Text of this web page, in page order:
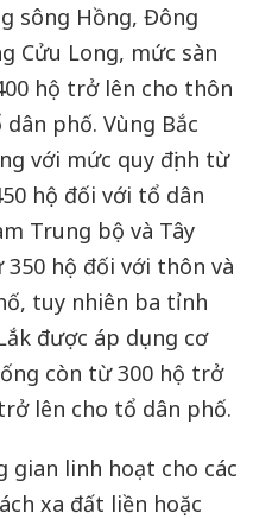
sông Hồng, Đông
Cửu Long, mức sàn
hộ trở lên cho thôn
phố. Vùng Bắc
với mức quy định từ
hộ đối với tổ dân
Trung bộ và Tây
hộ đối với thôn và
tuy nhiên ba tỉnh
được áp dụng cơ
còn từ 300 hộ trở
lên cho tổ dân phố.
gian linh hoạt cho các
xa đất liền hoặc